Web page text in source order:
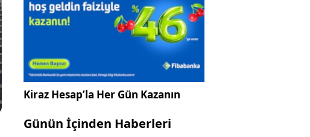
Kiraz Hesap’la Her Gün Kazanın
Günün İçinden Haberleri